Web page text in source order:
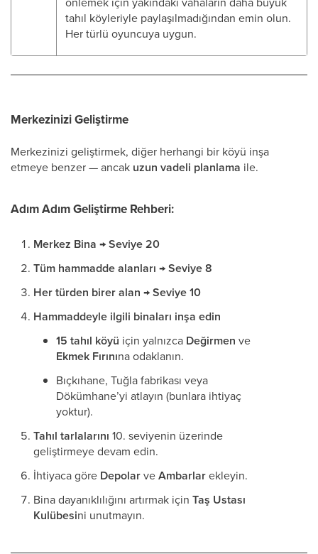
tahıl köyleriyle paylaşılmadığından emin olun.
Her türlü oyuncuya uygun.
Merkezinizi Geliştirme
Merkezinizi geliştirmek, diğer herhangi bir köyü inşa
etmeye benzer — ancak uzun vadeli planlama ile.
Adım Adım Geliştirme Rehberi:
Merkez Bina → Seviye 20
Tüm hammadde alanları → Seviye 8
Her türden birer alan → Seviye 10
Hammaddeyle ilgili binaları inşa edin
15 tahıl köyü için yalnızca Değirmen ve
Ekmek Fırınına odaklanın.
Bıçkıhane, Tuğla fabrikası veya
Dökümhane’yi atlayın (bunlara ihtiyaç
yoktur).
Tahıl tarlalarını 10. seviyenin üzerinde
geliştirmeye devam edin.
İhtiyaca göre DepolarveAmbarlarekleyin.
Bina dayanıklılığını artırmak için Taş Ustası
Kulübesini unutmayın.